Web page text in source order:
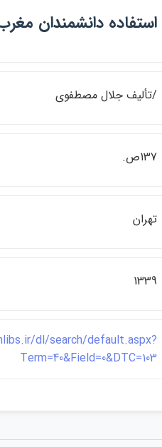
استفاده دانشمندان
/تأليف جلال مصطفوي
137ص.
تهران
1339
dl/search/default.aspx?
Term=40&Field=0&DTC=103